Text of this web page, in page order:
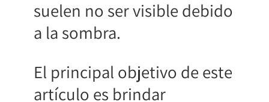
suelen no ser visible debido
a la sombra.
El principal objetivo de este
artículo es brindar